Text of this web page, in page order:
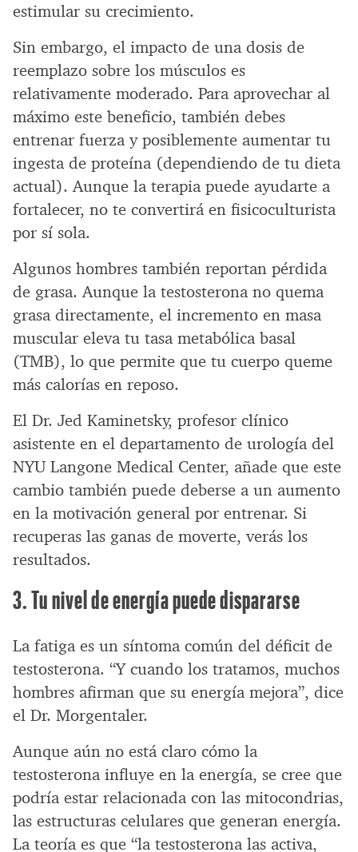
estimular su crecimiento.
Sin embargo, el impacto de una dosis de
reemplazo sobre los músculos es
relativamente moderado. Para aprovechar al
máximo este beneficio, también debes
entrenar fuerza y posiblemente aumentar tu
ingesta de proteína (dependiendo de tu dieta
actual). Aunque la terapia puede ayudarte a
fortalecer, no te convertirá en fisicoculturista
por sí sola.
Algunos hombres también reportan pérdida
de grasa. Aunque la testosterona no quema
grasa directamente, el incremento en masa
muscular eleva tu tasa metabólica basal
(TMB), lo que permite que tu cuerpo queme
más calorías en reposo.
El Dr. Jed Kaminetsky, profesor clínico
asistente en el departamento de urología del
NYU Langone Medical Center, añade que este
cambio también puede deberse a un aumento
en la motivación general por entrenar. Si
recuperas las ganas de moverte, verás los
resultados.
3. Tu nivel de energía puede dispararse
La fatiga es un síntoma común del déficit de
testosterona. “Y cuando los tratamos, muchos
hombres afirman que su energía mejora”, dice
el Dr. Morgentaler.
Aunque aún no está claro cómo la
testosterona influye en la energía, se cree que
podría estar relacionada con las mitocondrias,
las estructuras celulares que generan energía.
La teoría es que “la testosterona las activa,